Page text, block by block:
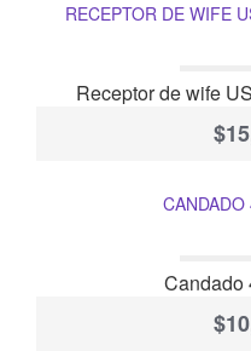
RECEPTOR DE WIFE
Receptor de wife
Candado